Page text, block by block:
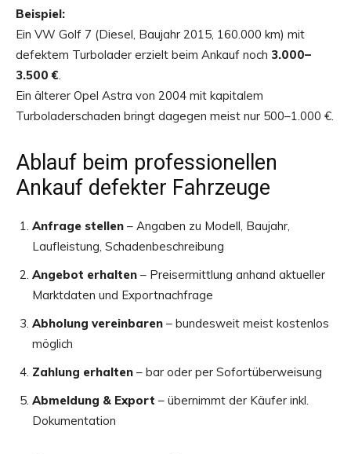
Beispiel:
Ein VW Golf 7 (Diesel, Baujahr 2015, 160.000 km) mit
defektem Turbolader erzielt beim Ankauf noch 3.000–
3.500 €.
Ein älterer Opel Astra von 2004 mit kapitalem
Turboladerschaden bringt dagegen meist nur 500–1.000 €.
Ablauf beim professionellen
Ankauf defekter Fahrzeuge
Anfrage stellen – Angaben zu Modell, Baujahr,
Laufleistung, Schadenbeschreibung
Angebot erhalten – Preisermittlung anhand aktueller
Marktdaten und Exportnachfrage
Abholung vereinbaren – bundesweit meist kostenlos
möglich
Zahlung erhalten – bar oder per Sofortüberweisung
Abmeldung & Export – übernimmt der Käufer inkl.
Dokumentation